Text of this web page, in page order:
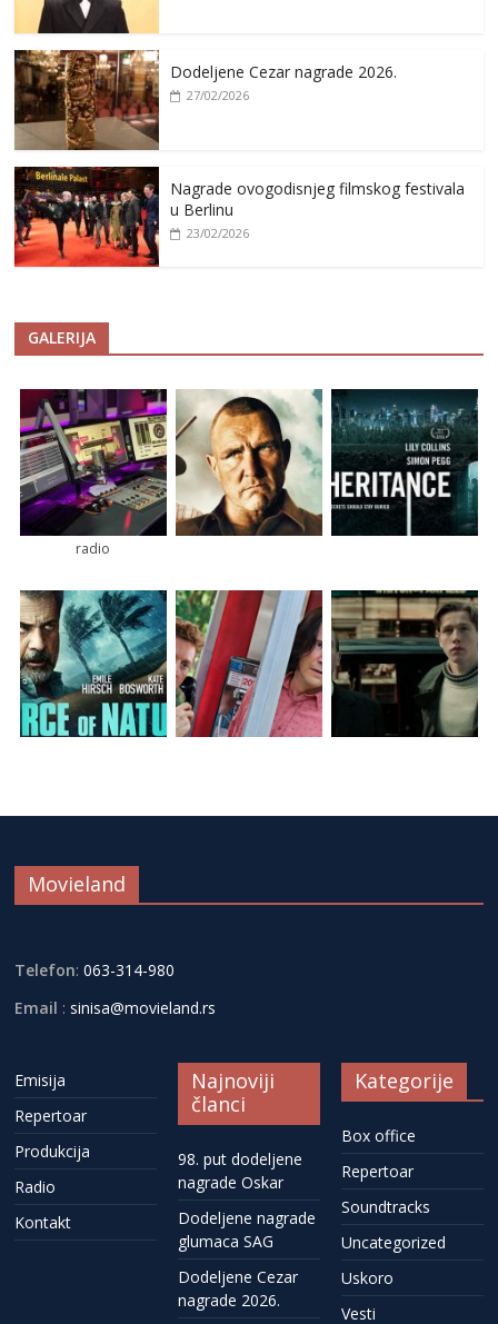
Dodeljene Cezar nagrade 2026.
27/02/2026
Nagrade ovogodisnjeg filmskog festivala
u Berlinu
23/02/2026
GALERIJA
radio
Movieland
Telefon: 063-314-980
Email : sinisa@movieland.rs
Emisija
Repertoar
Produkcija
Radio
Kontakt
Najnoviji
članci
98. put dodeljene
nagrade Oskar
Dodeljene nagrade
glumaca SAG
Dodeljene Cezar
nagrade 2026.
Kategorije
Box office
Repertoar
Soundtracks
Uncategorized
Uskoro
Vesti